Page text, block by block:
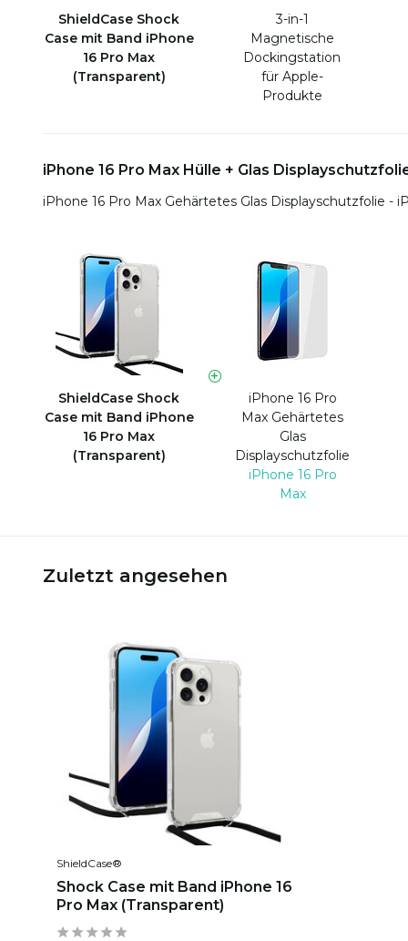
ShieldCase Shock
Case mit Band iPhone
16 Pro Max
(Transparent)
3-in-1
Magnetische
Dockingstation
für Apple-
Produkte
iPhone 16 Pro Max Hülle + Glas
iPhone 16 Pro Max Gehärtetes Glas Displayschutzfolie -
ShieldCase Shock
Case mit Band iPhone
16 Pro Max
(Transparent)
iPhone 16 Pro
Max Gehärtetes
Glas
Displayschutzfolie
iPhone 16 Pro
Max
Zuletzt angesehen
ShieldCase®
Shock Case mit Band iPhone 16
Pro Max (Transparent)